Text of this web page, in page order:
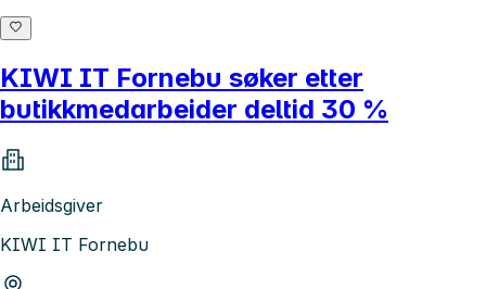
KIWI IT Fornebu søker etter
butikkmedarbeider deltid 30 %
Arbeidsgiver
KIWI IT Fornebu